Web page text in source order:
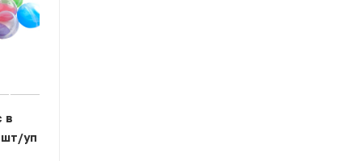
в
уп